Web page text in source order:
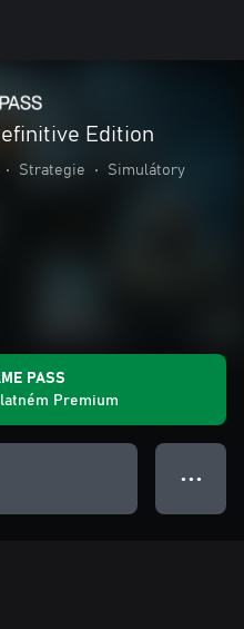
Edition
• Strategie • Simulátory
PASS
Premium
● ● ●